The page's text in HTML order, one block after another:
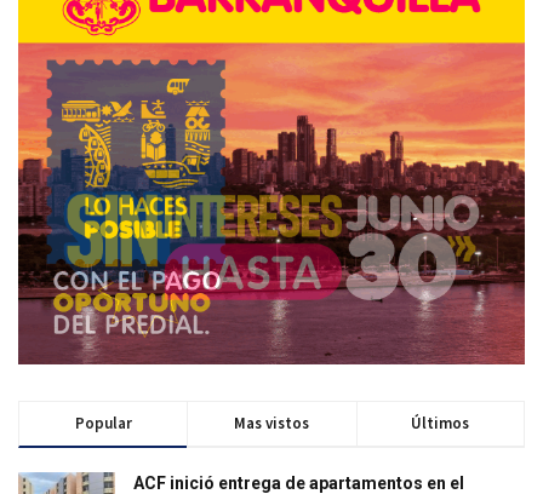
Popular Mas vistos Últimos
ACF inició entrega de apartamentos en el